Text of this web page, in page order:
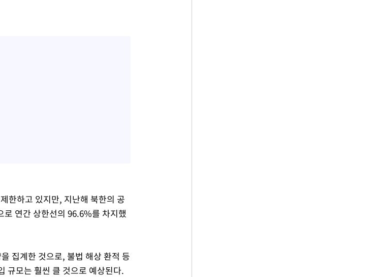
한하고 있지만, 지난해 북한의 공
로 연간 상한선의 96.6%를 차지했
집계한 것으로, 불법 해상 환적 등
규모는 훨씬 클 것으로 예상된다.